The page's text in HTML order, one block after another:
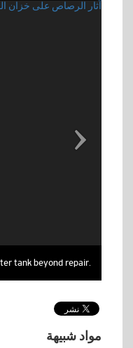
آثار الرصاص على خزان
tank beyond repair.
مواد شبيهة